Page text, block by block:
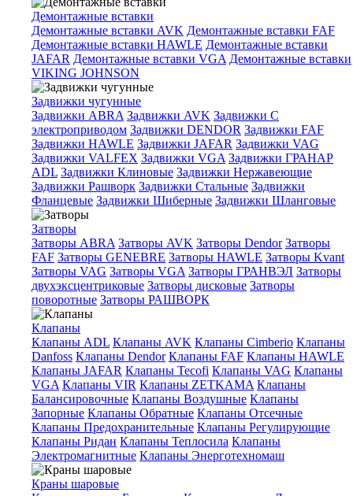
Демонтажные вставки
Демонтажные вставки AVK Демонтажные вставки FAF
Демонтажные вставки HAWLE Демонтажные вставки
JAFAR Демонтажные вставки VGA Демонтажные вставки
VIKING JOHNSON
Задвижки чугунные
Задвижки ABRA Задвижки AVK Задвижки C
электроприводом Задвижки DENDOR Задвижки FAF
Задвижки HAWLE Задвижки JAFAR Задвижки VAG
Задвижки VALFEX Задвижки VGA Задвижки ГРАНАР
ADL Задвижки Клиновые Задвижки Нержавеющие
Задвижки Рашворк Задвижки Стальные Задвижки
Фланцевые Задвижки Шиберные Задвижки Шланговые
Затворы
Затворы ABRA Затворы AVK Затворы Dendor Затворы
FAF Затворы GENEBRE Затворы HAWLE Затворы Kvant
Затворы VAG Затворы VGA Затворы ГРАНВЭЛ Затворы
двухэксцентриковые Затворы дисковые Затворы
поворотные Затворы РАШВОРК
Клапаны
Клапаны ADL Клапаны AVK Клапаны Cimberio Клапаны
Danfoss Клапаны Dendor Клапаны FAF Клапаны HAWLE
Клапаны JAFAR Клапаны Tecofi Клапаны VAG Клапаны
VGA Клапаны VIR Клапаны ZETKAMA Клапаны
Балансировочные Клапаны Воздушные Клапаны
Запорные Клапаны Обратные Клапаны Отсечные
Клапаны Предохранительные Клапаны Регулирующие
Клапаны Ридан Клапаны Теплосила Клапаны
Электромагнитные Клапаны Энерготехномаш
Краны шаровые